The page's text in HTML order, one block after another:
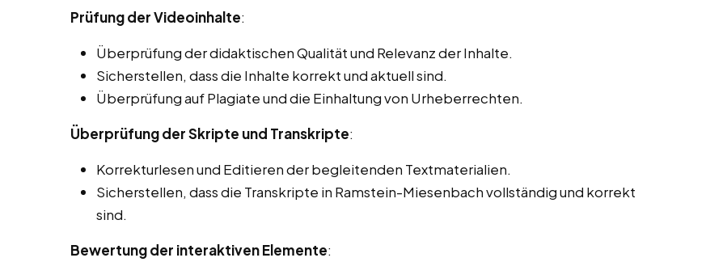
Prüfung der Videoinhalte:
Überprüfung der didaktischen Qualität und Relevanz der Inhalte.
Sicherstellen, dass die Inhalte korrekt und aktuell sind.
Überprüfung auf Plagiate und die Einhaltung von Urheberrechten.
Überprüfung der Skripte und Transkripte:
Korrekturlesen und Editieren der begleitenden Textmaterialien.
Sicherstellen, dass die Transkripte in Ramstein-Miesenbach vollständig und korrekt
sind.
Bewertung der interaktiven Elemente: